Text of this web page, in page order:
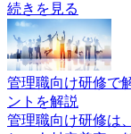
続きを見る
管理職向け研修で
ントを解説
管理職向け研修は